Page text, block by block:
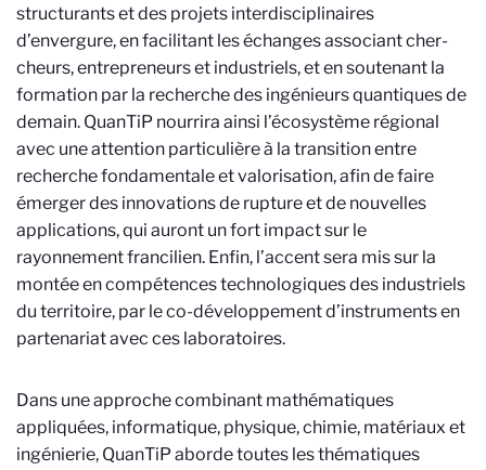
structurants et des projets interdisciplinaires
d’envergure, en facilitant les échanges associant cher­
cheurs, entrepreneurs et industriels, et en soutenant la
formation par la recherche des ingénieurs quantiques de
demain. QuanTiP nourrira ainsi l’écosystème régional
avec une attention particulière à la transition entre
recherche fondamentale et valorisation, afin de faire
émerger des innovations de rupture et de nouvelles
applications, qui auront un fort impact sur le
rayonnement francilien. Enfin, l’accent sera mis sur la
montée en compétences technologiques des industriels
du territoire, par le co-développement d’instruments en
partenariat avec ces laboratoires.
Dans une approche combinant mathématiques
appliquées, informa­tique, physique, chimie, matériaux et
ingénierie, QuanTiP aborde toutes les thématiques